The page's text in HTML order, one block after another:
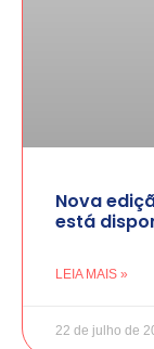
Nova
está
LEIA MAIS »
22 de julho de